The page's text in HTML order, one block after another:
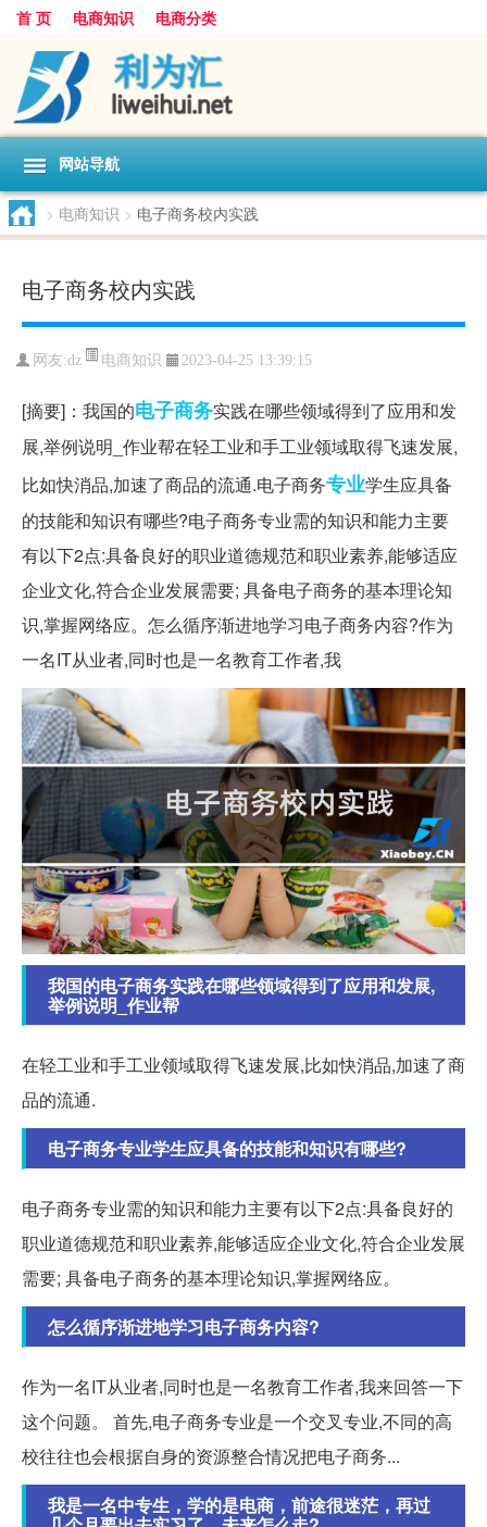
首 页 电商知识 电商分类
网站导航
> 电商知识 > 电子商务校内实践
电子商务校内实践
网友:dz 电商知识 2023-04-25 13:39:15
[摘要]：我国的电子商务实践在哪些领域得到了应用和发
展,举例说明_作业帮在轻工业和手工业领域取得飞速发展,
比如快消品,加速了商品的流通.电子商务专业学生应具备
的技能和知识有哪些?电子商务专业需的知识和能力主要
有以下2点:具备良好的职业道德规范和职业素养,能够适应
企业文化,符合企业发展需要; 具备电子商务的基本理论知
识,掌握网络应。怎么循序渐进地学习电子商务内容?作为
一名IT从业者,同时也是一名教育工作者,我
我国的电子商务实践在哪些领域得到了应用和发展,
举例说明_作业帮
在轻工业和手工业领域取得飞速发展,比如快消品,加速了商
品的流通.
电子商务专业学生应具备的技能和知识有哪些?
电子商务专业需的知识和能力主要有以下2点:具备良好的
职业道德规范和职业素养,能够适应企业文化,符合企业发展
需要; 具备电子商务的基本理论知识,掌握网络应。
怎么循序渐进地学习电子商务内容?
作为一名IT从业者,同时也是一名教育工作者,我来回答一下
这个问题。 首先,电子商务专业是一个交叉专业,不同的高
校往往也会根据自身的资源整合情况把电子商务...
我是一名中专生，学的是电商，前途很迷茫，再过